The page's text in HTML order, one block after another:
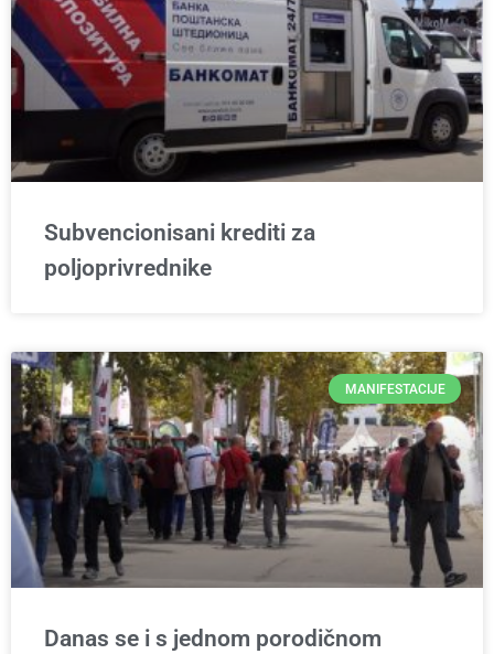
Subvencionisani krediti za
poljoprivrednike
MANIFESTACIJE
Danas se i s jednom porodičnom